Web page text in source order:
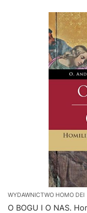
WYDAWNICTWO HOMO DEI
O BOGU I O NAS.